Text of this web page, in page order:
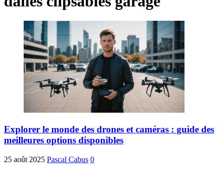
Explorer le monde des drones et caméras : guide des
meilleures options disponibles
25 août 2025 Pascal Cabus 0